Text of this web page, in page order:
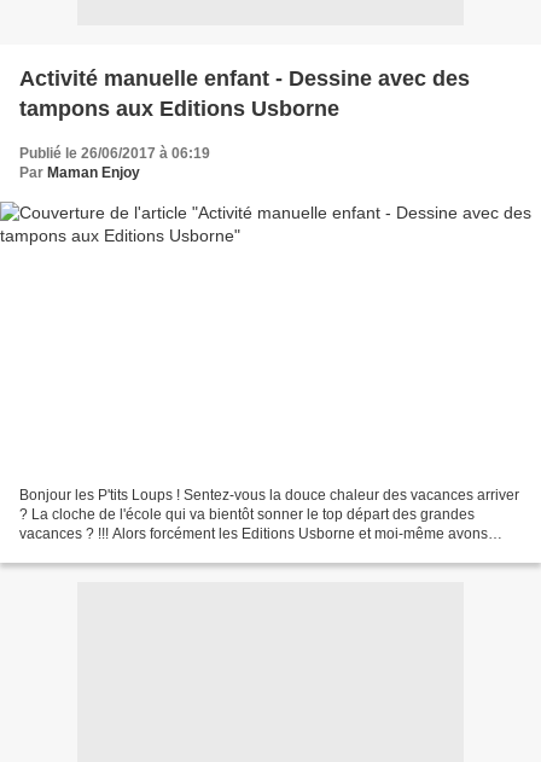
Activité manuelle enfant - Dessine avec des
tampons aux Editions Usborne
Publié le 26/06/2017 à 06:19
Par Maman Enjoy
Bonjour les P'tits Loups ! Sentez-vous la douce chaleur des vacances arriver
? La cloche de l'école qui va bientôt sonner le top départ des grandes
vacances ? !!! Alors forcément les Editions Usborne et moi-même avons